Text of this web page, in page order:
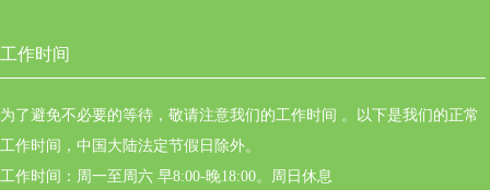
工作时间
为了避免不必要的等待，敬请注意我们的工作时间 。以下是我们的正常
工作时间，中国大陆法定节假日除外。
工作时间：周一至周六 早8:00-晚18:00。周日休息